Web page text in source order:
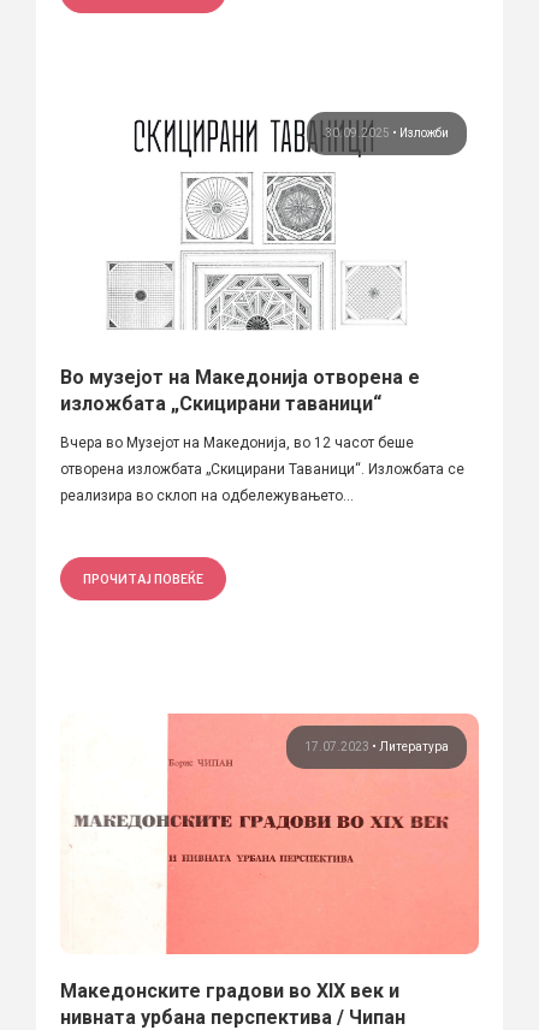
30.09.2025 • Изложби
Во музејот на Македонија отворена е
изложбата „Скицирани таваници“
Вчера во Музејот на Македонија, во 12 часот беше
отворена изложбата „Скицирани Таваници“. Изложбата се
реализира во склоп на одбележувањето...
ПРОЧИТАЈ ПОВЕЌЕ
17.07.2023 • Литература
Македонските градови во XIX век и
нивната урбана перспектива / Чипан